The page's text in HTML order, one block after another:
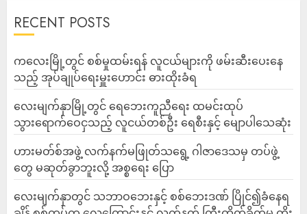
RECENT POSTS
ကလေးမြို့တွင် စစ်မှုထမ်းရန် လူငယ်များကို ဖမ်းဆီးပေးနေ
သည့် အုပ်ချုပ်ရေးမှူးဟောင်း ဓားထိုးခံရ
လေးမျက်နှာမြို့တွင် ရေဘေးကူညီရေး ထမင်းထုပ်
သွားရောက်ဝေငှသည့် လူငယ်တစ်ဦး ရေစီးနှင့် မျောပါသေဆုံး
ဟားမတ်စ်အဖွဲ့ လက်နက်မဖြုတ်သရွေ့ ဂါဇာဒေသမှ တပ်ဖွဲ့
တွေ မဆုတ်ခွာဘူးလို့ အစ္စရေး ပြော
‎လေးမျက်နှာတွင် သဘာဝဘေးနှင့် စစ်ဘေးဒဏ် ပြိုင်၍ခံနေရ